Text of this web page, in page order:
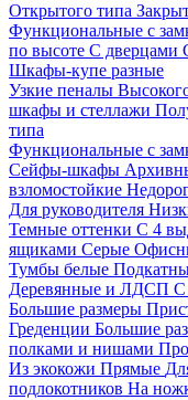
Открытого типа
Функциональные с
по высоте С дверцами
Шкафы-купе разные
Узкие пеналы
шкафы и стеллажи
типа
Функциональные с
Сейфы-шкафы
взломостойкие
Для руководителя
Темные оттенки С 4
ящиками Серые
Тумбы белые
Деревянные и ЛДСП С
Большие размеры
Греденции Большие
полками и нишами
Из экокожи Прямые
подлокотников На